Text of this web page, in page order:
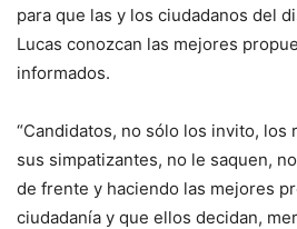
para que las y los ciudadanos del
Lucas conozcan las mejores
informados.
“Candidatos, no sólo los invito, los
sus simpatizantes, no le saquen,
de frente y haciendo las mejores
ciudadanía y que ellos decidan,